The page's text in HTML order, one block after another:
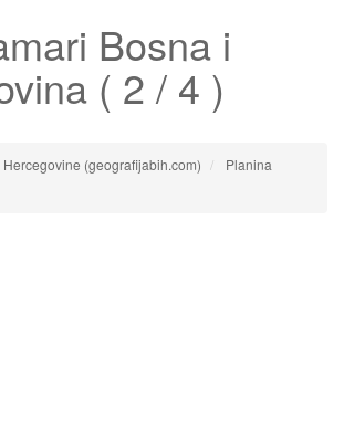
Bosna i
( 2 / 4 )
(geografijabih.com)
Planina